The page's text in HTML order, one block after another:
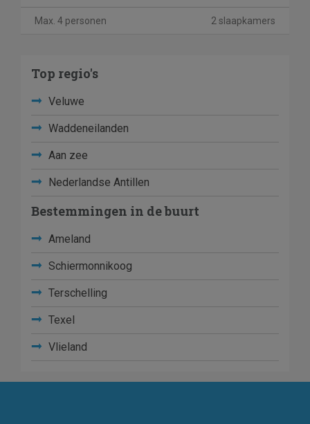
Max. 4 personen 2 slaapkamers
Top regio's
Veluwe
Waddeneilanden
Aan zee
Nederlandse Antillen
Bestemmingen in de buurt
Ameland
Schiermonnikoog
Terschelling
Texel
Vlieland